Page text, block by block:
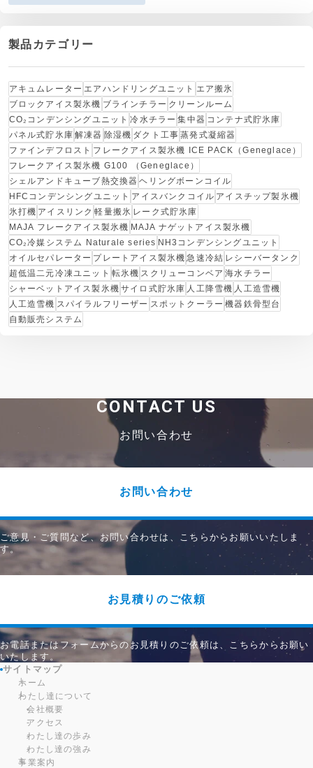
製品カテゴリー
アキュムレーター エアハンドリングユニット エア搬氷
ブロックアイス製氷機 ブラインチラー クリーンルーム
CO₂コンデンシングユニット 冷水チラー 集中器 コンテナ式貯氷庫
パネル式貯氷庫 解凍器 除湿機 ダクト工事 蒸発式凝縮器
ファインデフロスト フレークアイス製氷機 ICE PACK（Geneglace）
フレークアイス製氷機 G100 （Geneglace）
シェルアンドキューブ熱交換器 ヘリングボーンコイル
HFCコンデンシングユニット アイスバンクコイル アイスチップ製氷機
氷打機 アイスリンク 軽量搬氷 レーク式貯氷庫
MAJA フレークアイス製氷機 MAJA ナゲットアイス製氷機
CO₂冷媒システム Naturale series NH3コンデンシングユニット
オイルセパレーター プレートアイス製氷機 急速冷結 レシーバータンク
超低温二元冷凍ユニット 転氷機 スクリューコンベア 海水チラー
シャーベットアイス製氷機 サイロ式貯氷庫 人工降雪機 人工造雪機
人工造雪機 スパイラルフリーザー スポットクーラー 機器鉄骨型台
自動販売システム
CONTACT US
お問い合わせ
お問い合わせ
ご意見・ご質問など、お問い合わせは、こちらからお願いいたしま
す。
お見積りのご依頼
お電話またはフォームからのお見積りのご依頼は、こちらからお願い
いたします。
サイトマップ
ホーム
わたし達について
会社概要
アクセス
わたし達の歩み
わたし達の強み
事業案内